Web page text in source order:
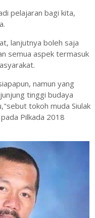
pelajaran bagi kita,
lanjutnya boleh saja
semua aspek termasuk
namun yang
tinggi budaya
tokoh muda Siulak
Pilkada 2018